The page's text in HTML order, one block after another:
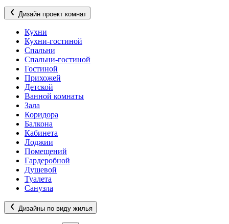
Дизайн проект комнат
Кухни
Кухни-гостиной
Спальни
Спальни-гостиной
Гостиной
Прихожей
Детской
Ванной комнаты
Зала
Коридора
Балкона
Кабинета
Лоджии
Помещений
Гардеробной
Душевой
Туалета
Санузла
Дизайны по виду жилья